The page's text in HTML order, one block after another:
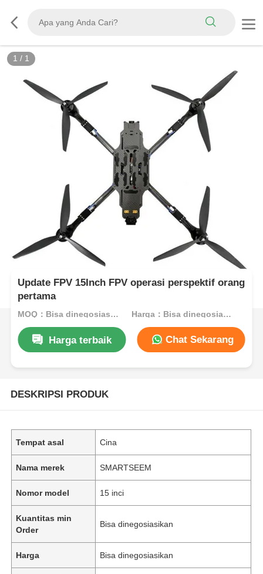
1 / 1
Update FPV 15Inch FPV operasi perspektif orang
pertama
MOQ：Bisa dinegosiasikan Harga：Bisa dinegosiasikan
Harga terbaik Chat Sekarang
DESKRIPSI PRODUK
Tempat asal Cina
Nama merek SMARTSEEM
Nomor model 15 inci
Kuantitas min
Order
Bisa dinegosiasikan
Harga Bisa dinegosiasikan